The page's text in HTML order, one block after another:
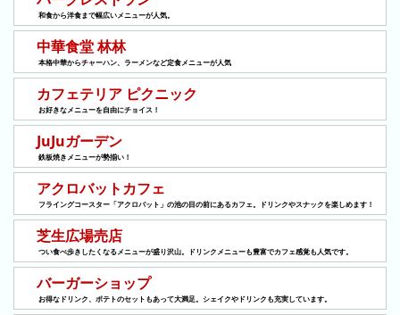
シ
ョ
ン
一
覧
ン
キ
ン
グ
ラ
ン
キ
ン
グ
昨
日
の
ラ
ン
キ
ン
グ
和食から洋食まで幅広いメニューが人気。
中華食堂 林林
本格中華からチャーハン、ラーメンなど定食メニューが人気
カフェテリア ピクニック
お好きなメニューを自由にチョイス！
JuJuガーデン
鉄板焼きメニューが勢揃い！
アクロバットカフェ
フライングコースター「アクロバット」の池の目の前にあるカフェ。ドリンクやスナックを楽しめます！
芝生広場売店
つい食べ歩きしたくなるメニューが盛り沢山。ドリンクメニューも豊富でカフェ感覚も人気です。
バーガーショップ
お得なドリンク、ポテトのセットもあって大満足。シェイクやドリンクも充実しています。